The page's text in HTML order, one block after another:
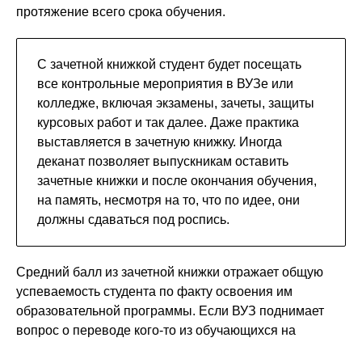
протяжение всего срока обучения.
С зачетной книжкой студент будет посещать
все контрольные мероприятия в ВУЗе или
колледже, включая экзамены, зачеты, защиты
курсовых работ и так далее. Даже практика
выставляется в зачетную книжку. Иногда
деканат позволяет выпускникам оставить
зачетные книжки и после окончания обучения,
на память, несмотря на то, что по идее, они
должны сдаваться под роспись.
Средний балл из зачетной книжки отражает общую
успеваемость студента по факту освоения им
образовательной программы. Если ВУЗ поднимает
вопрос о переводе кого-то из обучающихся на